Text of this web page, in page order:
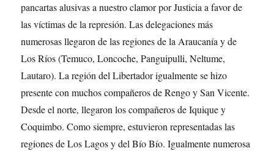
pancartas alusivas a nuestro clamor por Justicia a favor de
las víctimas de la represión. Las delegaciones más
numerosas llegaron de las regiones de la Araucanía y de
Los Ríos (Temuco, Loncoche, Panguipulli, Neltume,
Lautaro). La región del Libertador igualmente se hizo
presente con muchos compañeros de Rengo y San Vicente.
Desde el norte, llegaron los compañeros de Iquique y
Coquimbo. Como siempre, estuvieron representadas las
regiones de Los Lagos y del Bío Bío. Igualmente numerosa